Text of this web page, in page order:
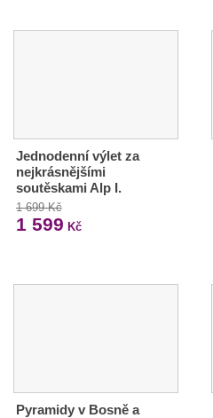
Jednodenní výlet za
nejkrásnějšími
soutěskami Alp I.
1 699 Kč
1 599 Kč
Pyramidy v Bosně a